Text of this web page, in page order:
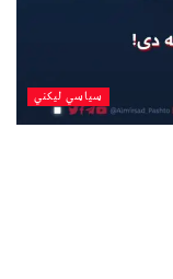
سیاسي لیکني